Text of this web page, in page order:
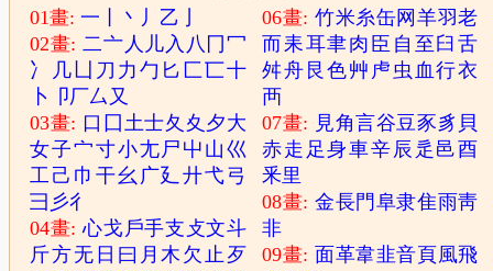
01畫:一 丶 丿 乙
02畫:二亠 人 儿入 八 冂冖
冫
几 凵 刀 力 勹 匕 匚匸十
卜
卩厂厶 又
03畫: 口 囗 土士夂 夊 夕大
女子宀寸小尢尸 屮 山巛
工 己 巾 干幺 广廴廾弋弓
彐 彡彳
04畫:心戈 戶手支 攴文斗
斤方无 日 曰 月木 欠止 歹
06畫: 竹米糸缶网 羊羽老
而耒耳聿肉 臣 自 至 臼舌
舛舟 艮色艸 虍 虫 血行衣
襾
07畫: 見角言谷豆豕豸 貝
赤走 足身車辛辰 辵 邑酉
釆里
08畫: 金長門 阜隶隹雨靑
非
09畫: 面革韋韭音頁風飛